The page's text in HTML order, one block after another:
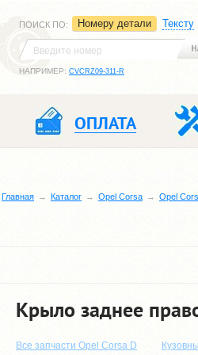
ПОИСК ПО: Номеру детали Тексту
НАПРИМЕР: CVCRZ09-311-R
ОПЛАТА
Главная Каталог Opel Corsa Opel
Крыло заднее
Все запчасти Opel Corsa D